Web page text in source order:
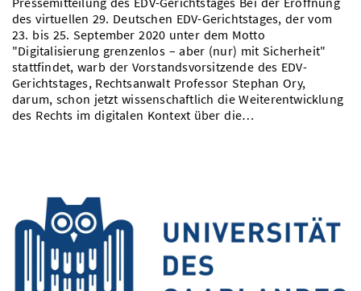
des virtuellen 29. Deutschen EDV-Gerichtstages, der vom
23. bis 25. September 2020 unter dem Motto
"Digitalisierung grenzenlos – aber (nur) mit Sicherheit"
stattfindet, warb der Vorstandsvorsitzende des EDV-
Gerichtstages, Rechtsanwalt Professor Stephan Ory,
darum, schon jetzt wissenschaftlich die Weiterentwicklung
des Rechts im digitalen Kontext über die…